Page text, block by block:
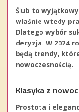
Ślub to
właśnie wtedy
Dlatego wybór
decyzja. W 2024
będą trendy,
nowoczesnością.
Klasyka z
Prostota i